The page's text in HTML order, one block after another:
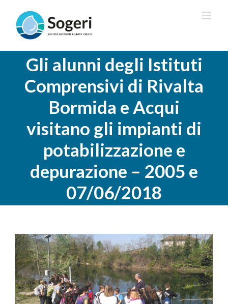
contenuto
Gli alunni degli Istituti
Comprensivi di Rivalta
Bormida e Acqui
visitano gli impianti di
potabilizzazione e
depurazione – 2005 e
07/06/2018
Ingrandisci
immagine